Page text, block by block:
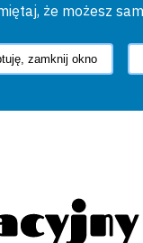
że możesz
zamknij okno